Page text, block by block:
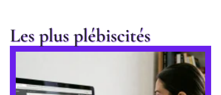
Les plus plébiscités